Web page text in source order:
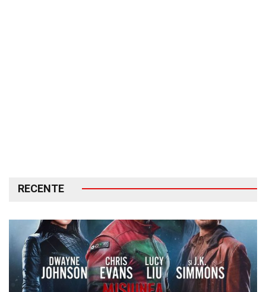
RECENTE